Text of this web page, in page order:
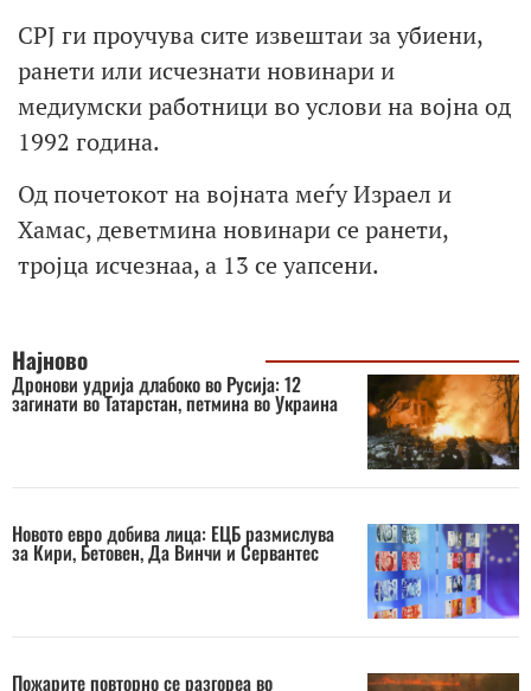
CPJ ги проучува сите извештаи за убиени,
ранети или исчезнати новинари и
медиумски работници во услови на војна од
1992 година.
Од почетокот на војната меѓу Израел и
Хамас, деветмина новинари се ранети,
тројца исчезнаа, а 13 се уапсени.
Најново
Дронови удрија длабоко во Русија: 12
загинати во Татарстан, петмина во Украина
Новото евро добива лица: ЕЦБ размислува
за Кири, Бетовен, Да Винчи и Сервантес
Пожарите повторно се разгореа во